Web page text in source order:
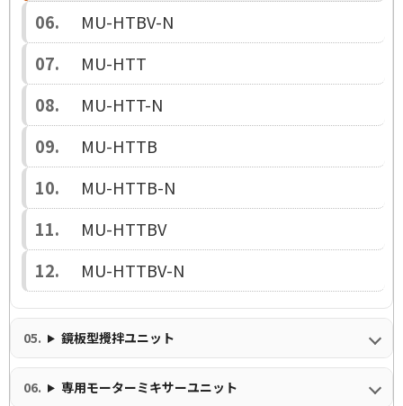
MU-HTBV-N
MU-HTT
MU-HTT-N
MU-HTTB
MU-HTTB-N
MU-HTTBV
MU-HTTBV-N
鏡板型攪拌ユニット
専用モーターミキサーユニット